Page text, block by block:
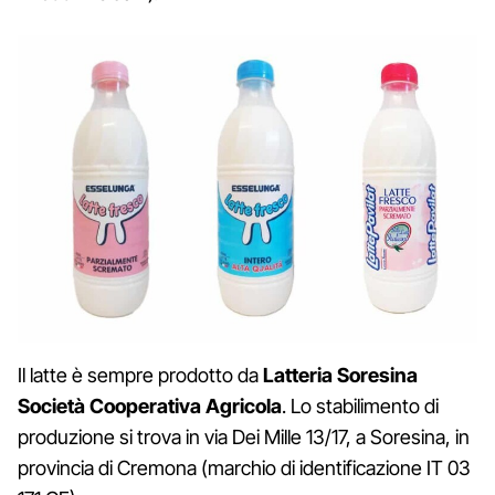
Il latte è sempre prodotto daLatteria Soresina
Società Cooperativa Agricola. Lo stabilimento di
produzione si trova in via Dei Mille 13/17, a Soresina, in
provincia di Cremona (marchio di identificazione IT 03